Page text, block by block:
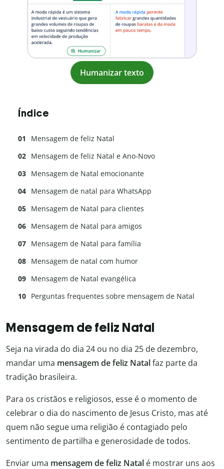
Humanizar texto
Índice
Mensagem de feliz Natal
Mensagem de feliz Natal e Ano-Novo
Mensagem de Natal emocionante
Mensagem de natal para WhatsApp
Mensagem de Natal para clientes
Mensagem de Natal para amigos
Mensagem de Natal para família
Mensagem de natal com humor
Mensagem de Natal evangélica
Perguntas frequentes sobre mensagem de Natal
Mensagem de feliz Natal
Seja na virada do dia 24 ou no dia 25 de dezembro,
mandar uma mensagem de feliz Natalfaz parte da
tradição brasileira.
Para os cristãos e religiosos, esse é o momento de
celebrar o dia do nascimento de Jesus Cristo, mas até
quem não segue uma religião é contagiado pelo
sentimento de partilha e generosidade de todos.
Enviar uma mensagem de feliz Natal é mostrar uns aos